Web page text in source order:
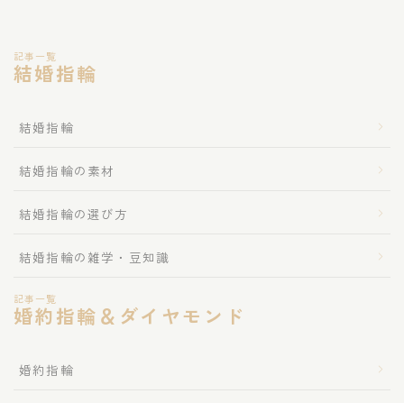
記事一覧
結婚指輪
結婚指輪
結婚指輪の素材
結婚指輪の選び方
結婚指輪の雑学・豆知識
記事一覧
婚約指輪＆ダイヤモンド
婚約指輪